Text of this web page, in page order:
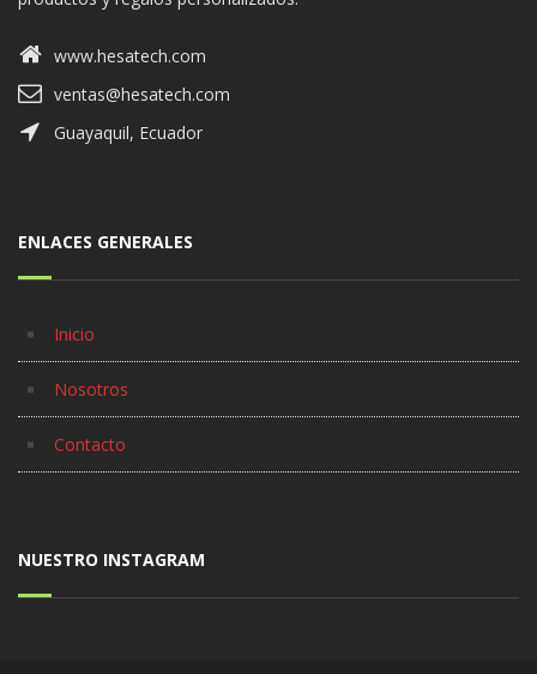
www.hesatech.com
ventas@hesatech.com
Guayaquil, Ecuador
ENLACES GENERALES
Inicio
Nosotros
Contacto
NUESTRO INSTAGRAM